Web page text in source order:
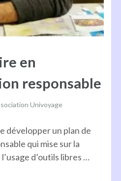
en
responsable
Univoyage
développer un plan de
qui mise sur la
d’outils libres …